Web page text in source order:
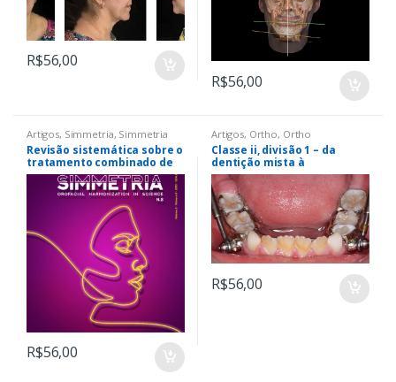
R$56,00
R$56,00
Artigos, Simmetria, Simmetria
Revisão sistemática sobre o
tratamento combinado de
ácido hialurônico e toxina
botulínica “A” na
harmonização facial
R$56,00
Artigos, Ortho, Ortho
Classe ii, divisão 1 – da
dentição mista à
permanente com aparelho
ortopédico funcional e fixo
R$56,00